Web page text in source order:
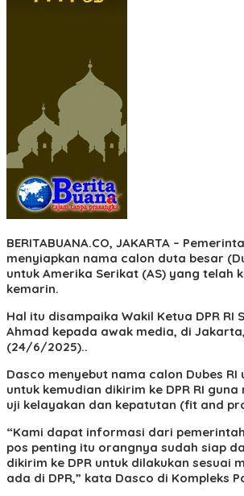
BERITABUANA.CO, JAKARTA –
menyiapkan nama calon duta besar
untuk Amerika Serikat (AS) yang telah
kemarin.
Hal itu disampaika Wakil Ketua DPR RI
Ahmad kepada awak media, di
(24/6/2025)..
Dasco menyebut nama calon Dubes RI
untuk kemudian dikirim ke DPR RI
uji kelayakan dan kepatutan (fit and
“Kami dapat informasi dari
pos penting itu orangnya sudah siap
dikirim ke DPR untuk dilakukan sesuai
ada di DPR,” kata Dasco di Kompleks